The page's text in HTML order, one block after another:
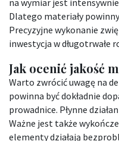
Dlatego materiały
Precyzyjne wykonanie
inwestycja w długotrwałe
Jak ocenić jakość
Warto zwrócić uwagę na
powinna być dokładnie
prowadnice. Płynne
Ważne jest także
elementy działają